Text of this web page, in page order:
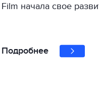
Film начала свое
Подробнее